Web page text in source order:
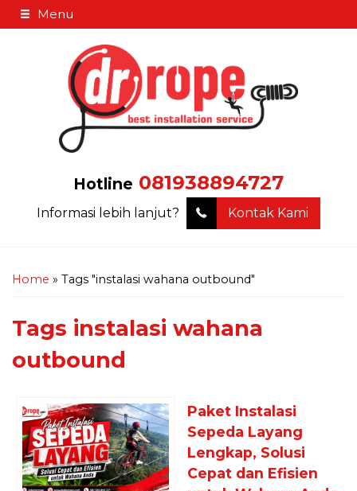
Menu
Hotline 081938894727
Informasi lebih lanjut? Kontak Kami
Home » Tags "instalasi wahana outbound"
Tags instalasi wahana
outbound
Paket Instalasi
Sepeda Layang
Lengkap, Solusi
Cepat dan Efisien